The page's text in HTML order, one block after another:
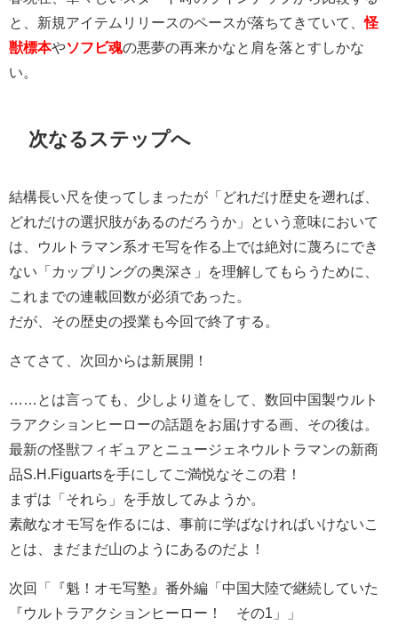
と、新規アイテムリリースのペースが落ちてきていて、怪
獣標本やソフビ魂の悪夢の再来かなと肩を落とすしかな
い。
次なるステップへ
結構長い尺を使ってしまったが「どれだけ歴史を遡れば、
どれだけの選択肢があるのだろうか」という意味において
は、ウルトラマン系オモ写を作る上では絶対に蔑ろにでき
ない「カップリングの奥深さ」を理解してもらうために、
これまでの連載回数が必須であった。
だが、その歴史の授業も今回で終了する。
さてさて、次回からは新展開！
……とは言っても、少しより道をして、数回中国製ウルト
ラアクションヒーローの話題をお届けする画、その後は。
最新の怪獣フィギュアとニュージェネウルトラマンの新商
品S.H.Figuartsを手にしてご満悦なそこの君！
まずは「それら」を手放してみようか。
素敵なオモ写を作るには、事前に学ばなければいけないこ
とは、まだまだ山のようにあるのだよ！
次回「『魁！オモ写塾』番外編「中国大陸で継続していた
『ウルトラアクションヒーロー！ その1」」